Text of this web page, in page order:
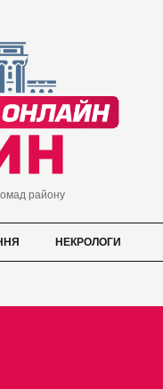
району
НЕКРОЛОГИ